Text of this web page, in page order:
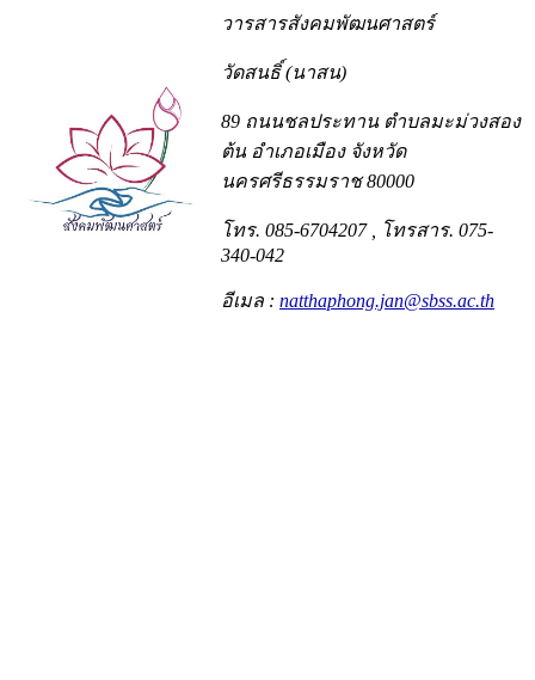
วารสารสังคมพัฒนศาสตร์
วัดสนธิ์ (นาสน)
89 ถนนชลประทาน ตำบลมะม่วงสอง
ต้น อำเภอเมือง จังหวัด
นครศรีธรรมราช 80000
โทร. 085-6704207
, โทรสาร. 075-
340-042
อีเมล : natthaphong.jan@sbss.ac.th